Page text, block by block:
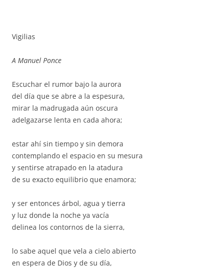
Vigilias
A Manuel Ponce
Escuchar el rumor bajo la aurora
del día que se abre a la espesura,
mirar la madrugada aún oscura
adelgazarse lenta en cada ahora;
estar ahí sin tiempo y sin demora
contemplando el espacio en su mesura
y sentirse atrapado en la atadura
de su exacto equilibrio que enamora;
y ser entonces árbol, agua y tierra
y luz donde la noche ya vacía
delinea los contornos de la sierra,
lo sabe aquel que vela a cielo abierto
en espera de Dios y de su día,